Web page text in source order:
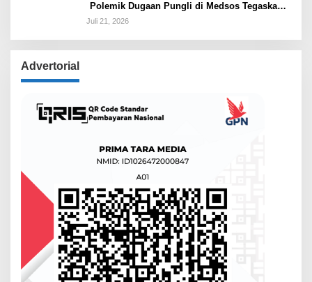
Polemik Dugaan Pungli di Medsos Tegaskan
Belum Ada Penetapan dan Semua Diputuskan
Juli 21, 2026
Advertorial